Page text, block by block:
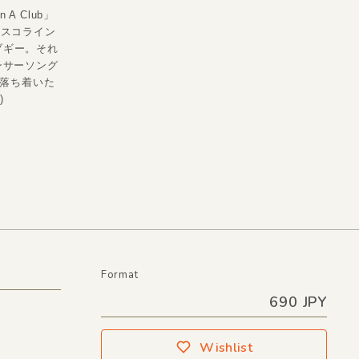
A Club」
コライン
ー。それ
ーソング
ち着いた
Format
690 JPY
Wishlist